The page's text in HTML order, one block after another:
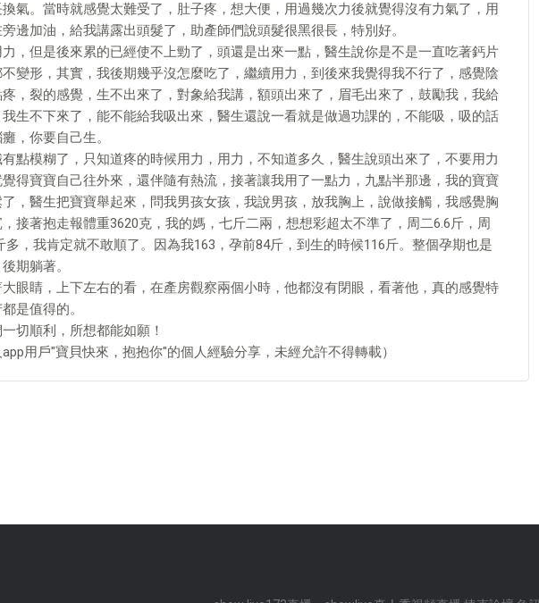
氣。當時就感覺太難受了，肚子疼，想大便，用過幾次力後就覺得沒有力氣了，用
邊加油，給我講露出頭髮了，助產師們說頭髮很黑很長，特別好。
，但是後來累的已經使不上勁了，頭還是出來一點，醫生說你是不是一直吃著鈣片
變形，其實，我後期幾乎沒怎麼吃了，繼續用力，到後來我覺得我不行了，感覺陰
，裂的感覺，生不出來了，對象給我講，額頭出來了，眉毛出來了，鼓勵我，我給
生不下來了，能不能給我吸出來，醫生還說一看就是做過功課的，不能吸，吸的話
，你要自己生。
點模糊了，只知道疼的時候用力，用力，不知道多久，醫生說頭出來了，不要用力
得寶寶自己往外來，還伴隨有熱流，接著讓我用了一點力，九點半那邊，我的寶寶
，醫生把寶寶舉起來，問我男孩女孩，我說男孩，放我胸上，說做接觸，我感覺胸
接著抱走報體重3620克，我的媽，七斤二兩，想想彩超太不準了，周二6.6斤，周
多，我肯定就不敢順了。因為我163，孕前84斤，到生的時候116斤。整個孕期也是
期躺著。
眼睛，上下左右的看，在產房觀察兩個小時，他都沒有閉眼，看著他，真的感覺特
是值得的。
切順利，所想都能如願！
app用戶"寶貝快來，抱抱你"的個人經驗分享，未經允許不得轉載）